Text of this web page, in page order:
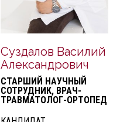
Суздалов Василий
Александрович
СТАРШИЙ НАУЧНЫЙ
СОТРУДНИК, ВРАЧ-
ТРАВМАТОЛОГ-ОРТОПЕД